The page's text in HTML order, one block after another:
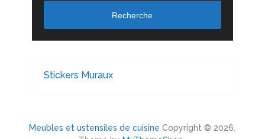
Recherche
Stickers Muraux
Meubles et ustensiles de cuisine Copyright © 2026.